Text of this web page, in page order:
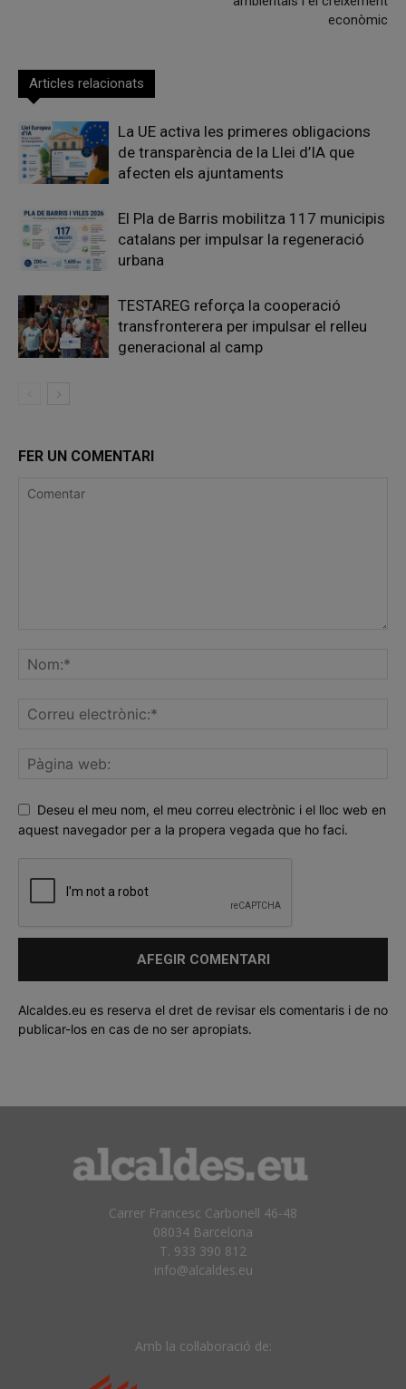
econòmic
Articles relacionats
La UE activa les primeres obligacions
de transparència de la Llei d’IA que
afecten els ajuntaments
El Pla de Barris mobilitza 117 municipis
catalans per impulsar la regeneració
urbana
TESTAREG reforça la cooperació
transfronterera per impulsar el relleu
generacional al camp
FER UN COMENTARI
Deseu el meu nom, el meu correu electrònic i el lloc web en
aquest navegador per a la propera vegada que ho faci.
Alcaldes.eu es reserva el dret de revisar els comentaris i de no
publicar-los en cas de no ser apropiats.
Carrer Francesc Carbonell 46-48
08034 Barcelona
T. 933 390 812
info@alcaldes.eu
Amb la col·laboració de: